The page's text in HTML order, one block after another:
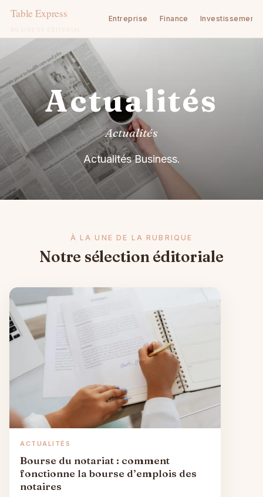
Entreprise Finance Investissement
contenu
Actualités
Actualités
Actualités Business.
À LA UNE DE LA RUBRIQUE
Notre sélection éditoriale
ACTUALITÉS
Bourse du notariat : comment
fonctionne la bourse d’emplois des
notaires